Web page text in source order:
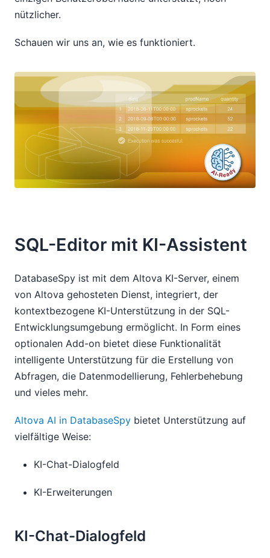
nützlicher.
Schauen wir uns an, wie es funktioniert.
SQL-Editor mit KI-Assistent
DatabaseSpy ist mit dem Altova KI-Server, einem
von Altova gehosteten Dienst, integriert, der
kontextbezogene KI-Unterstützung in der SQL-
Entwicklungsumgebung ermöglicht. In Form eines
optionalen Add-on bietet diese Funktionalität
intelligente Unterstützung für die Erstellung von
Abfragen, die Datenmodellierung, Fehlerbehebung
und vieles mehr.
Altova AI in DatabaseSpy bietet Unterstützung auf
vielfältige Weise:
KI-Chat-Dialogfeld
KI-Erweiterungen
KI-Chat-Dialogfeld